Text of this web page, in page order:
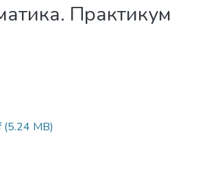
Практикум
(5.24 MB)